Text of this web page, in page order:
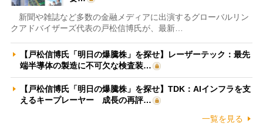
新聞や雑誌など多数の金融メディアに出演するグローバルリン
クアドバイザーズ代表の戸松信博氏が、最新…
【戸松信博氏「明日の爆騰株」を探せ】レーザーテック：最先
端半導体の製造に不可欠な検査装…
【戸松信博氏「明日の爆騰株」を探せ】TDK：AIインフラを支
えるキープレーヤー 成長の再評…
一覧を見る